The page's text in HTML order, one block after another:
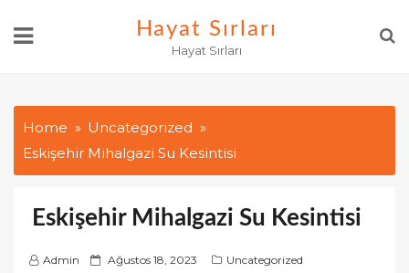
Hayat Sırları
Hayat Sırları
Home
Uncategorized
Eskişehir Mihalgazi Su Kesintisi
Eskişehir Mihalgazi Su Kesintisi
Admin
P Ağustos 18, 2023
Uncategorized